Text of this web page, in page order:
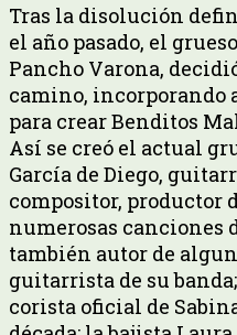
Tras la disolución
el año pasado, el
Pancho Varona,
camino, incorporando
para crear Benditos
Así se creó el actual
García de Diego,
compositor, productor
numerosas canciones
también autor de
guitarrista de su
corista oficial de